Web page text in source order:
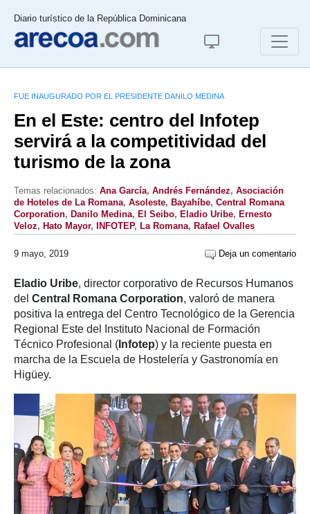
Diario turístico de la República Dominicana
FUE INAUGURADO POR EL PRESIDENTE DANILO MEDINA
En el Este: centro del Infotep
servirá a la competitividad del
turismo de la zona
Temas relacionados: Ana García, Andrés Fernández, Asociación
de Hoteles de La Romana, Asoleste, Bayahíbe, Central Romana
Corporation, Danilo Medina, El Seibo, Eladio Uribe, Ernesto
Veloz, Hato Mayor, INFOTEP, La Romana, Rafael Ovalles
9 mayo, 2019 Deja un comentario
Eladio Uribe, director corporativo de Recursos Humanos
del Central Romana Corporation, valoró de manera
positiva la entrega del Centro Tecnológico de la Gerencia
Regional Este del Instituto Nacional de Formación
Técnico Profesional ( Infotep) y la reciente puesta en
marcha de la Escuela de Hostelería y Gastronomía en
Higüey.